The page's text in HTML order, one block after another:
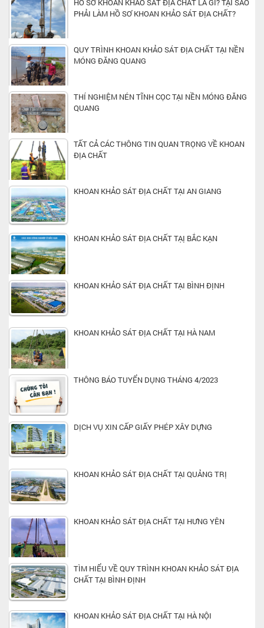
HỒ SƠ KHOAN KHẢO SÁT ĐỊA CHẤT LÀ GÌ? TẠI SAO
PHẢI LÀM HỒ SƠ KHOAN KHẢO SÁT ĐỊA CHẤT?
QUY TRÌNH KHOAN KHẢO SÁT ĐỊA CHẤT TẠI NỀN
MÓNG ĐĂNG QUANG
THÍ NGHIỆM NÉN TĨNH CỌC TẠI NỀN MÓNG ĐĂNG
QUANG
TẤT CẢ CÁC THÔNG TIN QUAN TRỌNG VỀ KHOAN
ĐỊA CHẤT
KHOAN KHẢO SÁT ĐỊA CHẤT TẠI AN GIANG
KHOAN KHẢO SÁT ĐỊA CHẤT TẠỊ BẮC KẠN
KHOAN KHẢO SÁT ĐỊA CHẤT TẠI BÌNH ĐỊNH
KHOAN KHẢO SÁT ĐỊA CHẤT TẠI HÀ NAM
THÔNG BÁO TUYỂN DỤNG THÁNG 4/2023
DỊCH VỤ XIN CẤP GIẤY PHÉP XÂY DỰNG
KHOAN KHẢO SÁT ĐỊA CHẤT TẠI QUẢNG TRỊ
KHOAN KHẢO SÁT ĐỊA CHẤT TẠI HƯNG YÊN
TÌM HIỂU VỀ QUY TRÌNH KHOAN KHẢO SÁT ĐỊA
CHẤT TẠI BÌNH ĐỊNH
KHOAN KHẢO SÁT ĐỊA CHẤT TẠI HÀ NỘI